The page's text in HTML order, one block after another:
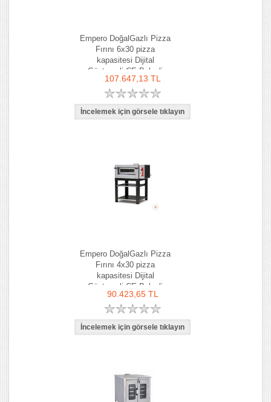
Empero DoğalGazlı Pizza
Fırını 6x30 pizza
kapasitesi Dijital
Göstergeli CE Belgeli
107.647,13 TL
Empero DoğalGazlı Pizza
Fırını 4x30 pizza
kapasitesi Dijital
Göstergeli CE Belgeli
90.423,65 TL